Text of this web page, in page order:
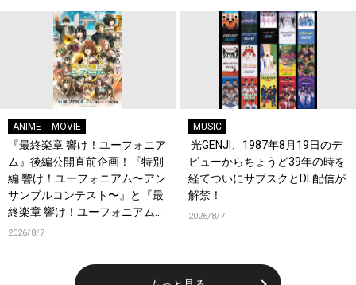
ANIME MOVIE
『最終楽章 響け！ユーフォニア
ム』後編公開直前企画！『特別
編 響け！ユーフォニアム〜アン
サンブルコンテスト〜』と『最
終楽章 響け！ユーフォニアム』
前編の一挙上映が決定！
2026/8/7
MUSIC
光GENJI、1987年8月19日のデ
ビューからちょうど39年の時を
経てついにサブスクとDL配信が
解禁！
2026/8/7